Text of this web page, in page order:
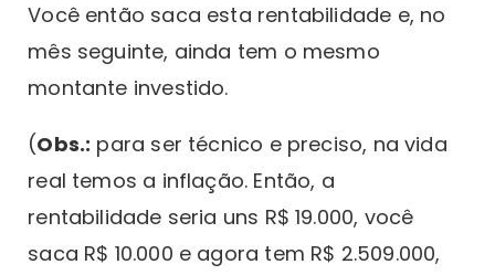
Você então saca esta rentabilidade e, no
mês seguinte, ainda tem o mesmo
montante investido.
(Obs.: para ser técnico e preciso, na vida
real temos a inflação. Então, a
rentabilidade seria uns R$ 19.000, você
saca R$ 10.000 e agora tem R$ 2.509.000,